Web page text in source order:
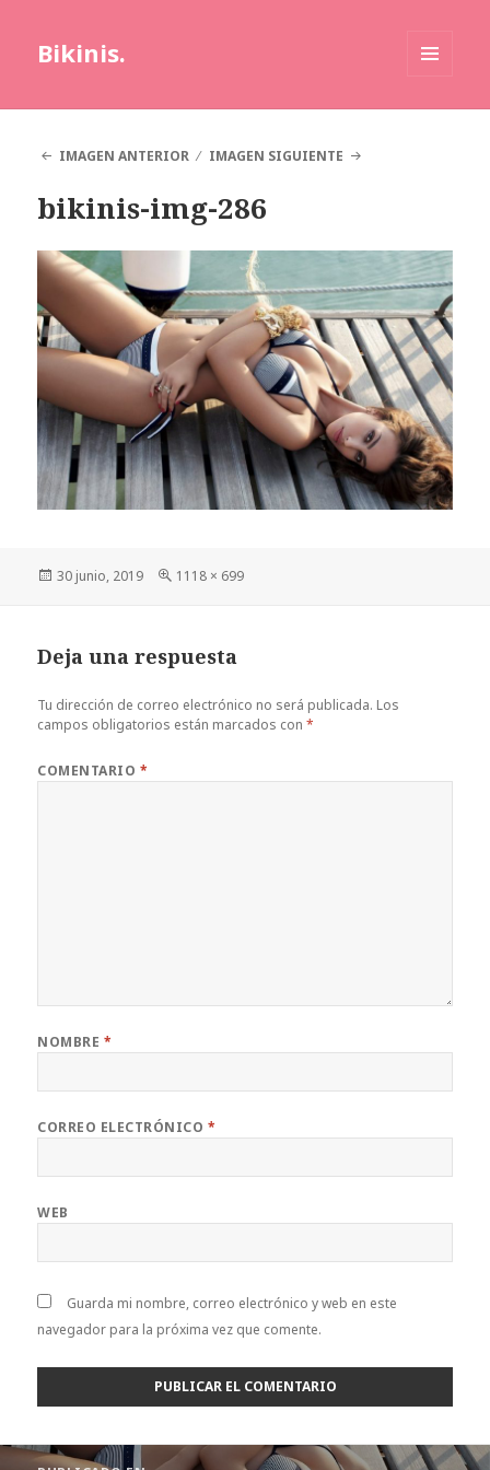
Bikinis.
IMAGEN ANTERIOR
IMAGEN SIGUIENTE
bikinis-img-286
Publicado
30 junio, 2019
Tamaño
1118 × 699
Deja una respuesta
Tu dirección de correo electrónico no será publicada. Los
campos obligatorios están marcados con*
COMENTARIO *
NOMBRE *
CORREO ELECTRÓNICO *
WEB
Guarda mi nombre, correo electrónico y web en este
navegador para la próxima vez que comente.
Navegación